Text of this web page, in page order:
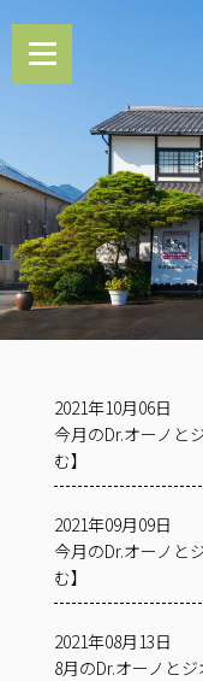
2021年10月06日
今月のDr.オーノと
む】
2021年09月09日
今月のDr.オーノと
む】
2021年08月13日
8月のDr.オーノと